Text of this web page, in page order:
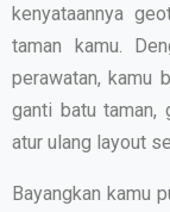
kenyataannya
taman kamu.
perawatan, kamu
ganti batu taman,
atur ulang layout
Bayangkan kamu